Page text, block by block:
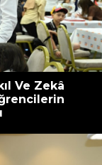
Ve Zekâ